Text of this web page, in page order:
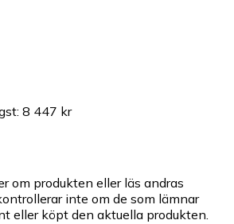
: 8 447 kr
om produkten eller läs andras
inte om de som lämnar
eller köpt den aktuella produkten.